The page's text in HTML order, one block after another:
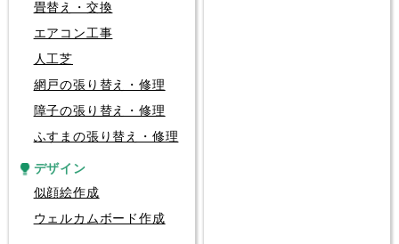
畳替え・交換
エアコン工事
人工芝
網戸の張り替え・修理
障子の張り替え・修理
ふすまの張り替え・修理
デザイン
似顔絵作成
ウェルカムボード作成